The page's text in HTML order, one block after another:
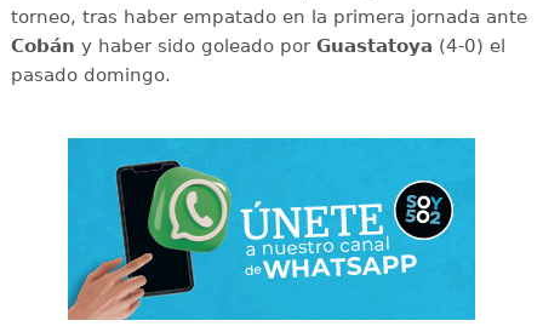
torneo, tras haber empatado en la primera jornada ante
Cobán y haber sido goleado por Guastatoya (4-0) el
pasado domingo.